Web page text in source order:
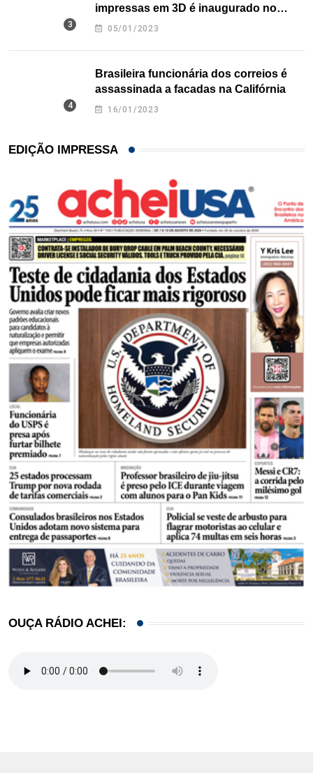
impressas em 3D é inaugurado no
Texas
05/01/2023
Brasileira funcionária dos correios é
assassinada a facadas na Califórnia
16/01/2023
EDIÇÃO IMPRESSA
OUÇA RÁDIO ACHEI: